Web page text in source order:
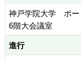
神戸学院大学 ポー
6階大会議室
進行